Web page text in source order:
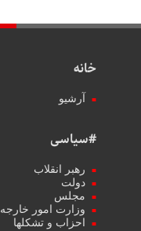
خانه
آرشیو
#سیاسی
رهبر انقلاب
دولت
مجلس
وزارت امور خارجه
احزاب و تشکلها